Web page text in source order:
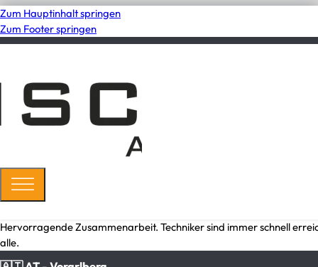
Zum Hauptinhalt springen
Zum Footer springen
Hervorragende Zusammenarbeit. Techniker sind immer schnell
alle.